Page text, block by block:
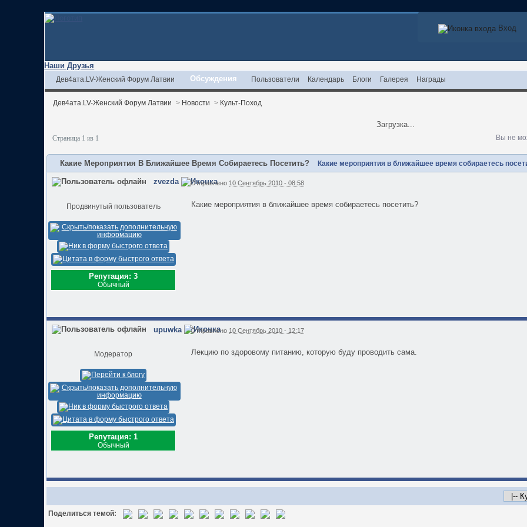
Вход
Наши Друзья
Дев4ата.LV-Женский Форум Латвии Обсуждения Пользователи Календарь Блоги Галерея Награды
Дев4ата.LV-Женский Форум Латвии > Новости > Культ-Поход
Загрузка...
Страница 1 из 1 Вы не
Какие Мероприятия В Ближайшее Время Собираетесь Посетить? Какие мероприятия в ближайшее время собираетесь
zvezda
Продвинутый пользователь
Репутация: 3
Обычный
Отправлено 10 Сентябрь 2010 - 08:58
Какие мероприятия в ближайшее время собираетесь посетить?
upuwka
Модератор
Репутация: 1
Обычный
Отправлено 10 Сентябрь 2010 - 12:17
Лекцию по здоровому питанию, которую буду проводить сама.
Поделиться темой: